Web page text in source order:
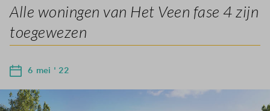
Alle woningen van Het Veen fase 4 zijn
toegewezen
6 mei ' 22